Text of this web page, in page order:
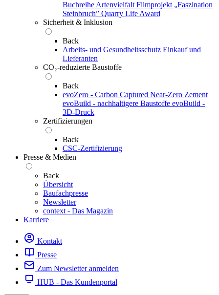
Buchreihe Artenvielfalt Filmprojekt „Faszination
Steinbruch” Quarry Life Award
Sicherheit & Inklusion
Back
Arbeits- und Gesundheitsschutz Einkauf und
Lieferanten
CO₂-reduzierte Baustoffe
Back
evoZero - Carbon Captured Near-Zero Zement
evoBuild - nachhaltigere Baustoffe evoBuild -
3D-Druck
Zertifizierungen
Back
CSC-Zertifizierung
Presse & Medien
Back
Übersicht
Baufachpresse
Newsletter
context - Das Magazin
Karriere
Kontakt
Presse
Zum Newsletter anmelden
HUB - Das Kundenportal